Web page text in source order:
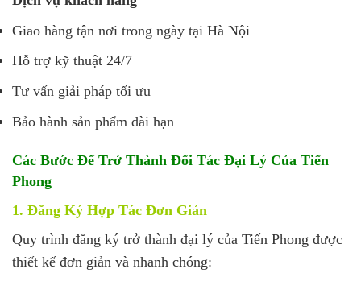
Giao hàng tận nơi trong ngày tại Hà Nội
Hỗ trợ kỹ thuật 24/7
Tư vấn giải pháp tối ưu
Bảo hành sản phẩm dài hạn
Các Bước Để Trở Thành Đối Tác Đại Lý Của Tiến
Phong
1. Đăng Ký Hợp Tác Đơn Giản
Quy trình đăng ký trở thành đại lý của Tiến Phong được
thiết kế đơn giản và nhanh chóng: